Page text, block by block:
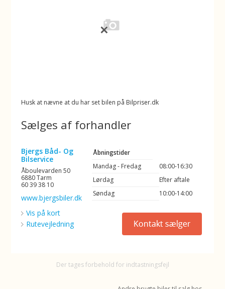
Husk at nævne at du har set bilen på Bilpriser.dk
Sælges af forhandler
Bjergs Båd- Og
Bilservice
Åboulevarden 50
6880 Tarm
60 39 38 10
www.bjergsbiler.dk
Vis på kort
Rutevejledning
Åbningstider
Mandag - Fredag
08:00-16:30
Lørdag
Efter aftale
Søndag
10:00-14:00
Der tages forbehold for indtastningsfejl